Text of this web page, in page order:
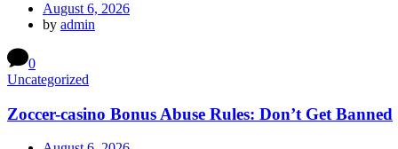
August 6, 2026
by admin
0
Uncategorized
Zoccer-casino Bonus Abuse Rules: Don’t Get Banned